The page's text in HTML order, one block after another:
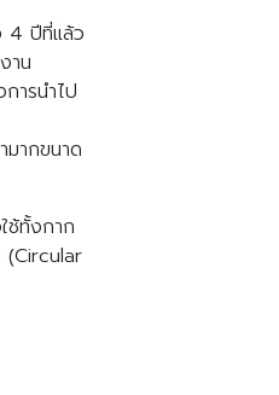
4 ปีที่แล้ว
าน
ารนำไป
ากขนาด
ช้ทั้งกาก
(Circular